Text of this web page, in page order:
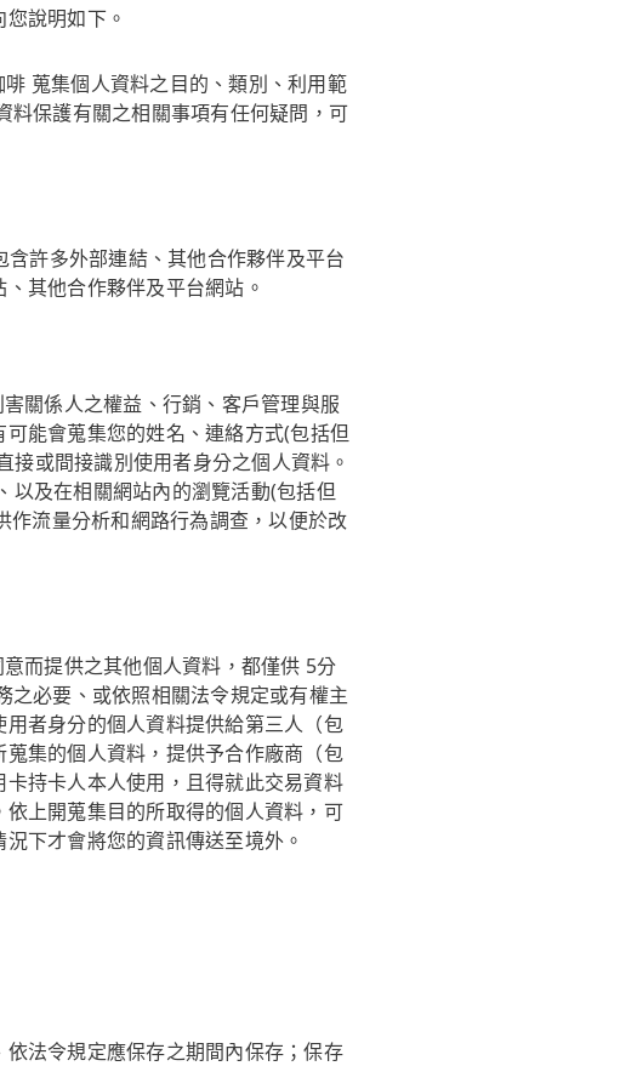
說明如下。
蒐集個人資料之目的、類別、利用範
料保護有關之相關事項有任何疑問，可
許多外部連結、其他合作夥伴及平台
其他合作夥伴及平台網站。
關係人之權益、行銷、客戶管理與服
能會蒐集您的姓名、連絡方式(包括但
或間接識別使用者身分之個人資料。
以及在相關網站內的瀏覽活動(包括但
作流量分析和網路行為調查，以便於改
而提供之其他個人資料，都僅供 5分
必要、或依照相關法令規定或有權主
者身分的個人資料提供給第三人（包
集的個人資料，提供予合作廠商（包
持卡人本人使用，且得就此交易資料
上開蒐集目的所取得的個人資料，可
下才會將您的資訊傳送至境外。
法令規定應保存之期間內保存；保存